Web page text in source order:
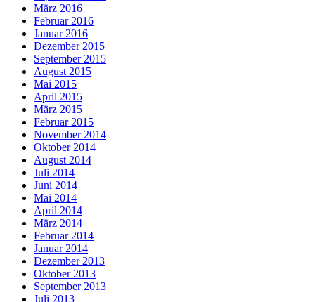
März 2016
Februar 2016
Januar 2016
Dezember 2015
September 2015
August 2015
Mai 2015
April 2015
März 2015
Februar 2015
November 2014
Oktober 2014
August 2014
Juli 2014
Juni 2014
Mai 2014
April 2014
März 2014
Februar 2014
Januar 2014
Dezember 2013
Oktober 2013
September 2013
Juli 2013